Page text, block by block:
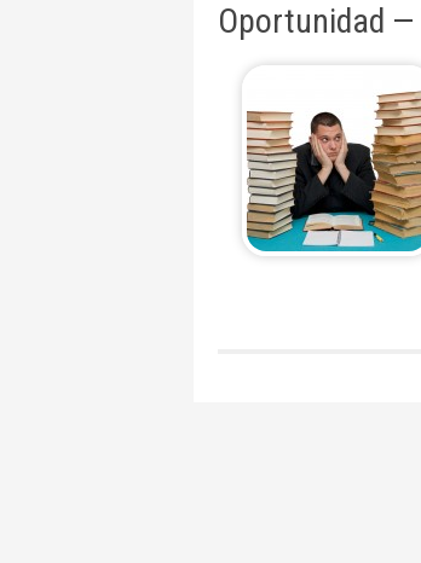
Oportunidad